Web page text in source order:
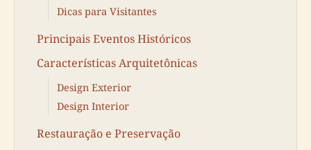
Dicas para Visitantes
Principais Eventos Históricos
Características Arquitetônicas
Design Exterior
Design Interior
Restauração e Preservação